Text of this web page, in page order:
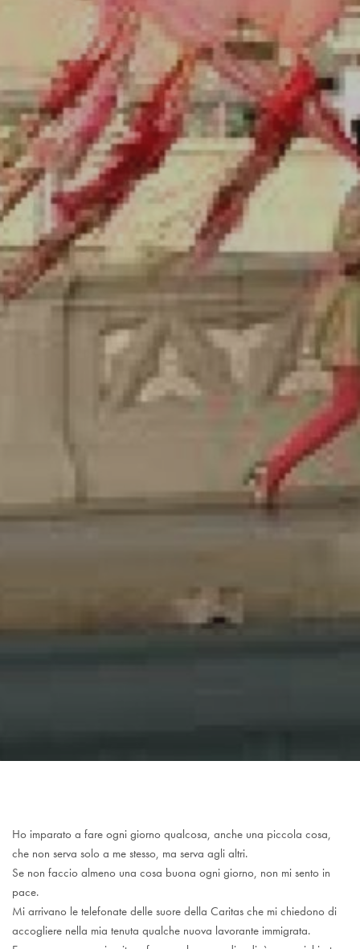
Ho imparato a fare ogni giorno qualcosa, anche una piccola cosa,
che non serva solo a me stesso, ma serva agli altri.
Se non faccio almeno una cosa buona ogni giorno, non mi sento in
pace.
Mi arrivano le telefonate delle suore della Caritas che mi chiedono di
accogliere nella mia tenuta qualche nuova lavorante immigrata.